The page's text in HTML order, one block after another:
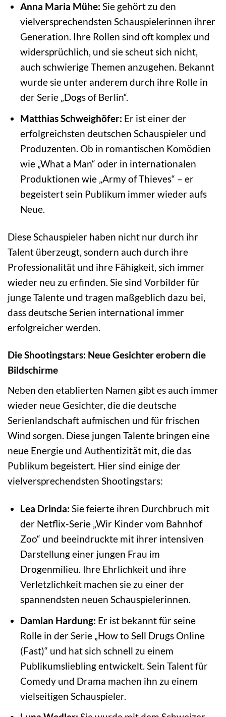
Anna Maria Mühe: Sie gehört zu den
vielversprechendsten Schauspielerinnen ihrer
Generation. Ihre Rollen sind oft komplex und
widersprüchlich, und sie scheut sich nicht,
auch schwierige Themen anzugehen. Bekannt
wurde sie unter anderem durch ihre Rolle in
der Serie „Dogs of Berlin“.
Matthias Schweighöfer: Er ist einer der
erfolgreichsten deutschen Schauspieler und
Produzenten. Ob in romantischen Komödien
wie „What a Man“ oder in internationalen
Produktionen wie „Army of Thieves“ – er
begeistert sein Publikum immer wieder aufs
Neue.
Diese Schauspieler haben nicht nur durch ihr
Talent überzeugt, sondern auch durch ihre
Professionalität und ihre Fähigkeit, sich immer
wieder neu zu erfinden. Sie sind Vorbilder für
junge Talente und tragen maßgeblich dazu bei,
dass deutsche Serien international immer
erfolgreicher werden.
Die Shootingstars: Neue Gesichter erobern die
Bildschirme
Neben den etablierten Namen gibt es auch immer
wieder neue Gesichter, die die deutsche
Serienlandschaft aufmischen und für frischen
Wind sorgen. Diese jungen Talente bringen eine
neue Energie und Authentizität mit, die das
Publikum begeistert. Hier sind einige der
vielversprechendsten Shootingstars:
Lea Drinda: Sie feierte ihren Durchbruch mit
der Netflix-Serie „Wir Kinder vom Bahnhof
Zoo“ und beeindruckte mit ihrer intensiven
Darstellung einer jungen Frau im
Drogenmilieu. Ihre Ehrlichkeit und ihre
Verletzlichkeit machen sie zu einer der
spannendsten neuen Schauspielerinnen.
Damian Hardung: Er ist bekannt für seine
Rolle in der Serie „How to Sell Drugs Online
(Fast)“ und hat sich schnell zu einem
Publikumsliebling entwickelt. Sein Talent für
Comedy und Drama machen ihn zu einem
vielseitigen Schauspieler.